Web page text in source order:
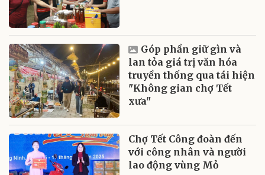
Góp phần giữ gìn và
lan tỏa giá trị văn hóa
truyền thống qua tái hiện
"Không gian chợ Tết
xưa"
Chợ Tết Công đoàn đến
với công nhân và người
lao động vùng Mỏ